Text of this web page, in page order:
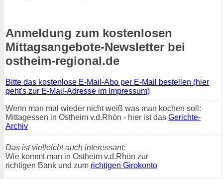
Anmeldung zum kostenlosen
Mittagsangebote-Newsletter bei
ostheim-regional.de
Bitte das kostenlose E-Mail-Abo per E-Mail bestellen (hier
geht's zur E-Mail-Adresse im Impressum)
Wenn man mal wieder nicht weiß was man kochen soll:
Mittagessen in Ostheim v.d.Rhön - hier ist das Gerichte-
Archiv
Das ist vielleicht auch interessant:
Wie kommt man in Ostheim v.d.Rhön zur
richtigen Bank und zum richtigen Girokonto